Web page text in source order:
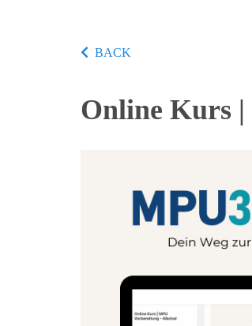
BACK
Online Kurs